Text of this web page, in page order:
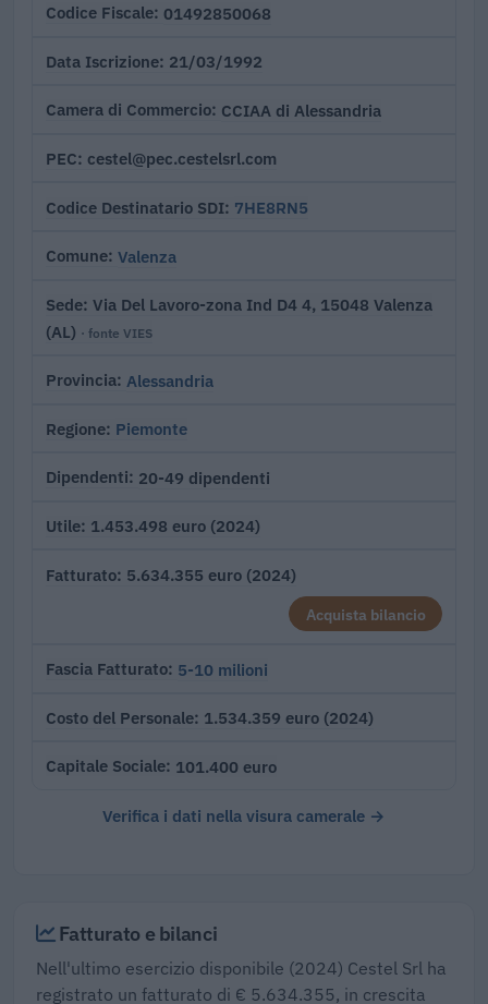
Codice Fiscale 01492850068
Data Iscrizione 21/03/1992
Camera di Commercio CCIAA di Alessandria
PEC cestel@pec.cestelsrl.com
Codice Destinatario SDI 7HE8RN5
Comune Valenza
Sede Via Del Lavoro-zona Ind D4 4, 15048 Valenza
(AL) · fonte VIES
Provincia Alessandria
Regione Piemonte
Dipendenti 20-49 dipendenti
Utile 1.453.498 euro (2024)
Fatturato 5.634.355 euro (2024)
Acquista bilancio
Fascia Fatturato 5-10 milioni
Costo del Personale 1.534.359 euro (2024)
Capitale Sociale 101.400 euro
Verifica i dati nella visura camerale →
Fatturato e bilanci
Nell'ultimo esercizio disponibile (2024) Cestel Srl ha
registrato un fatturato di € 5.634.355, in crescita